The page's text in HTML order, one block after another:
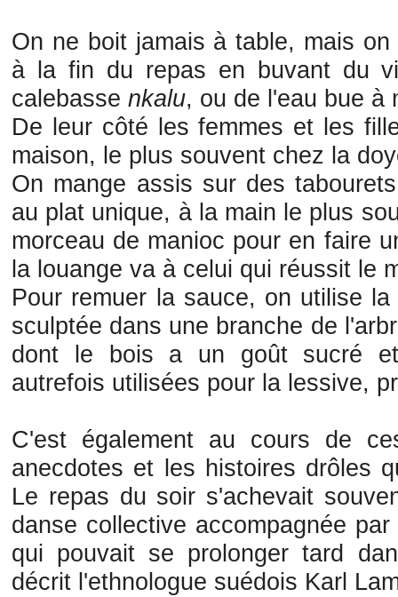
On ne boit jamais à table, mais
à la fin du repas en buvant du
calebassenkalu, ou de l'eau bue à
De leur côté les femmes et les
maison, le plus souvent chez la
On mange assis sur des
au plat unique, à la main le plus
morceau de manioc pour en faire
la louange va à celui qui réussit le
Pour remuer la sauce, on utilise
sculptée dans une branche de
dont le bois a un goût sucré
autrefois utilisées pour la lessive,
C'est également au cours de
anecdotes et les histoires drôles
Le repas du soir s'achevait
danse collective accompagnée
qui pouvait se prolonger tard
décrit l'ethnologue suédois Karl